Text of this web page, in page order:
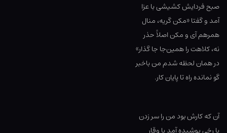
صبح فردایش کشیشی با عزا
آمد و گفتا «مکن گریه، منال
همرهم آی و مکن اصلاً حذر
نه، کلاهت را همین‌جا جا گذار»
در همان لحظه شدم من باخبر
گو نمانده راه تا پایان کار.
آن که کارش بود من را سر زدن